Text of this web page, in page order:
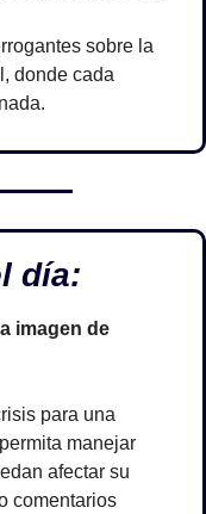
sobre la
donde cada
día:
imagen de
para una
manejar
afectar su
comentarios